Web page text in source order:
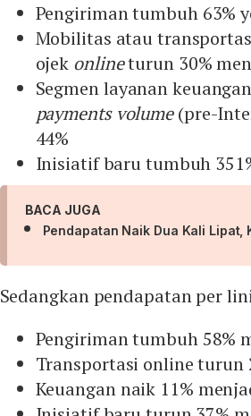
Pengiriman tumbuh 63%
Mobilitas atau
ojek onlineturun 30%
Segmen layanan
payments volume(pre-
44%
Inisiatif baru tumbuh
BACA JUGA
Pendapatan Naik Dua Kali
Sedangkan pendapatan per
Pengiriman tumbuh 58%
Transportasi online turun
Keuangan naik 11%